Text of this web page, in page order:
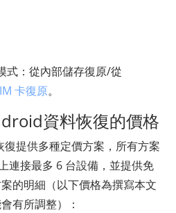
式：從內部儲存復原/從
卡復原。
資料恢復的價格
提供多種定價方案，所有方案
連接最多 6 台設備，並提供免
的明細（以下價格為撰寫本文
有所調整）：